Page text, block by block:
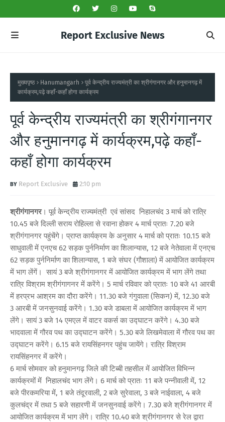
Report Exclusive News
मुख्यपृष्ठ Hanumangarh
पूर्व केन्द्रीय राज्यमंत्री का श्रीगंगानगर और हनुमानगढ़ में
कार्यक्रम,पढ़े कहाँ-कहाँ होगा कार्यक्रम
पूर्व केन्द्रीय राज्यमंत्री का श्रीगंगानगर
और हनुमानगढ़ में कार्यक्रम,पढ़े कहाँ-
कहाँ होगा कार्यक्रम
Report Exclusive 2:10 pm
श्रीगंगानगर। पूर्व केन्द्रीय राज्यमंत्री एवं सांसद निहालचंद 3 मार्च को रात्रि
10.45 बजे दिल्ली सराय रोहिल्ला से रवाना होकर 4 मार्च प्रातः 7.20 बजे
श्रीगंगानगर पहुंचेंगे। प्राप्त कार्यक्रम के अनुसार 4 मार्च को प्रातः 10.15 बजे
साधुवाली में एनएच 62 सड़क पुर्ननिर्माण का शिलान्यास, 12 बजे नेतेवाला में एनएच
62 सड़क पुर्ननिर्माण का शिलान्यास, 1 बजे संघर (गौशाला) में आयोजित कार्यक्रम
में भाग लेंगें। सायं 3 बजे श्रीगंगानगर में आयोजित कार्यक्रम में भाग लेंगे तथा
रात्रि विश्राम श्रीगंगागनर में करेंगे। 5 मार्च रविवार को प्रातः 10 बजे 41 आरबी
में हरप्रभ आश्रम का दौरा करेंगे। 11.30 बजे गंगुवाला (सिकन) में, 12.30 बजे
3 आरबी में जनसुनवाई करेंगे। 1.30 बजे डाबला में आयोजित कार्यक्रम में भाग
लेंगे। सायं 3 बजे 14 एमएल में वाटर वकर्स का उद्घाटन करेंगे। 4.30 बजे
भादवाला में गौरव पथ का उद्घाटन करेंगे। 5.30 बजे लिखमेवाला में गौरव पथ का
उद्घाटन करेंगे। 6.15 बजे रायसिंहनगर पहुंच जायेंगे। रात्रि विश्राम
रायसिंहनगर में करेंगे।
6 मार्च सोमवार को हनुमानगढ़ जिले की टिब्बी तहसील में आयोजित विभिन्न
कार्यक्रमों में निहालचंद भाग लेंगे। 6 मार्च को प्रातः 11 बजे पन्नीवाली में, 12
बजे पीरकमरिया में, 1 बजे तंदूरवाली, 2 बजे सुरेवाला, 3 बजे नाईवाला, 4 बजे
कुलचंद्र में तथा 5 बजे सहारणी में जनसुनवाई करेंगे। 7.30 बजे श्रीगंगानगर में
आयोजित कार्यक्रम में भाग लेंगे। रात्रि 10.40 बजे श्रीगंगानगर से रेल द्वारा